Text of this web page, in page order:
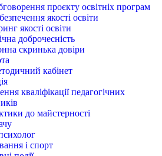
проєкту освітніх програм
якості освіти
якості освіти
доброчесність
скринька довіри
кабінет
кваліфікації педагогічних
до майстерності
і спорт